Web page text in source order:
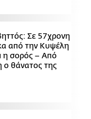
Σε 57χρονη
από την Κυψέλη
η σορός – Από
ο θάνατος της